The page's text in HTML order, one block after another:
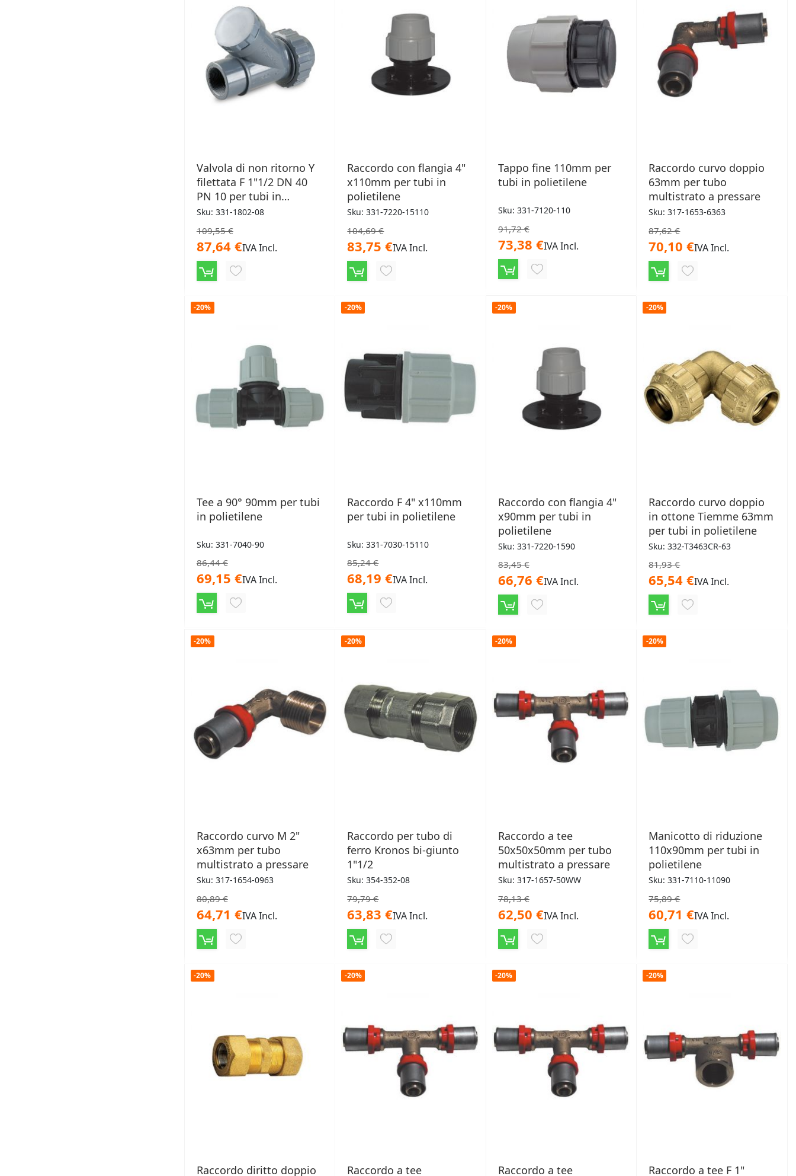
Valvola di non ritorno Y
filettata F 1"1/2 DN 40
PN 10 per tubi in
polietilene
Sku: 331-1802-08
109,55 €
87,64 €IVA Incl.
AGGIUNGI
Raccordo con flangia 4"
x110mm per tubi in
polietilene
Sku: 331-7220-15110
104,69 €
83,75 €IVA Incl.
AGGIUNGI
Tappo fine 110mm per
tubi in polietilene
Sku: 331-7120-110
91,72 €
73,38 €IVA Incl.
AGGIUNGI
Raccordo curvo doppio
63mm per tubo
multistrato a pressare
Sku: 317-1653-6363
87,62 €
70,10 €IVA Incl.
AGGIUNGI
-20%
Tee a 90° 90mm per tubi
in polietilene
Sku: 331-7040-90
86,44 €
69,15 €IVA Incl.
AGGIUNGI
-20%
Raccordo F 4" x110mm
per tubi in polietilene
Sku: 331-7030-15110
85,24 €
68,19 €IVA Incl.
AGGIUNGI
-20%
Raccordo con flangia 4"
x90mm per tubi in
polietilene
Sku: 331-7220-1590
83,45 €
66,76 €IVA Incl.
AGGIUNGI
-20%
Raccordo curvo doppio
in ottone Tiemme 63mm
per tubi in polietilene
Sku: 332-T3463CR-63
81,93 €
65,54 €IVA Incl.
AGGIUNGI
-20%
Raccordo curvo M 2"
x63mm per tubo
multistrato a pressare
Sku: 317-1654-0963
80,89 €
64,71 €IVA Incl.
AGGIUNGI
-20%
Raccordo per tubo di
ferro Kronos bi-giunto
1"1/2
Sku: 354-352-08
79,79 €
63,83 €IVA Incl.
AGGIUNGI
-20%
Raccordo a tee
50x50x50mm per tubo
multistrato a pressare
Sku: 317-1657-50WW
78,13 €
62,50 €IVA Incl.
AGGIUNGI
-20%
Manicotto di riduzione
110x90mm per tubi in
polietilene
Sku: 331-7110-11090
75,89 €
60,71 €IVA Incl.
AGGIUNGI
-20%
Raccordo diritto doppio
-20%
Raccordo a tee
-20%
Raccordo a tee
-20%
Raccordo a tee F 1"